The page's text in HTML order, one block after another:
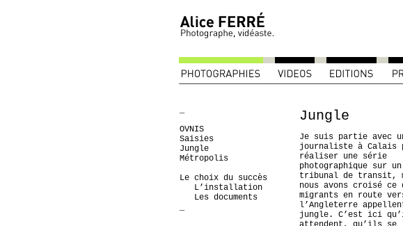
OVNIS
Saisies
Jungle
Métropolis
Le choix du succès
L’installation
Les documents
Jungle
Je suis partie avec
journaliste à Calais
réaliser une série
photographique sur un
tribunal de transit,
nous avons croisé ce
migrants en route
l’Angleterre
jungle. C’est ici